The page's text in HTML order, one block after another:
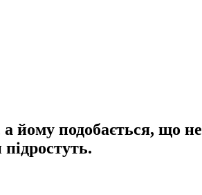
йому подобається, що не
підростуть.